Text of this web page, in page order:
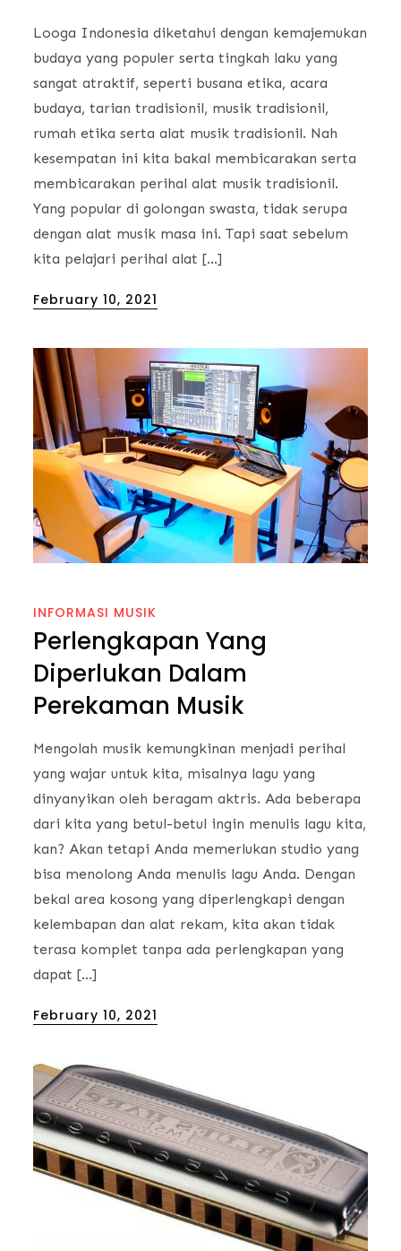
Looga Indonesia diketahui dengan kemajemukan
budaya yang populer serta tingkah laku yang
sangat atraktif, seperti busana etika, acara
budaya, tarian tradisionil, musik tradisionil,
rumah etika serta alat musik tradisionil. Nah
kesempatan ini kita bakal membicarakan serta
membicarakan perihal alat musik tradisionil.
Yang popular di golongan swasta, tidak serupa
dengan alat musik masa ini. Tapi saat sebelum
kita pelajari perihal alat […]
Posted
February 10, 2021
INFORMASI MUSIK
Perlengkapan Yang
Diperlukan Dalam
Perekaman Musik
Mengolah musik kemungkinan menjadi perihal
yang wajar untuk kita, misalnya lagu yang
dinyanyikan oleh beragam aktris. Ada beberapa
dari kita yang betul-betul ingin menulis lagu kita,
kan? Akan tetapi Anda memerlukan studio yang
bisa menolong Anda menulis lagu Anda. Dengan
bekal area kosong yang diperlengkapi dengan
kelembapan dan alat rekam, kita akan tidak
terasa komplet tanpa ada perlengkapan yang
dapat […]
Posted
February 10, 2021